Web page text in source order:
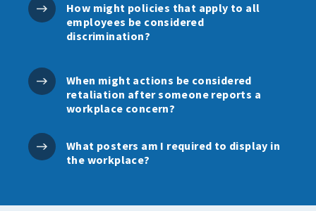
How might policies that apply to all
employees be considered
discrimination?
When might actions be considered
retaliation after someone reports a
workplace concern?
What posters am I required to display in
the workplace?